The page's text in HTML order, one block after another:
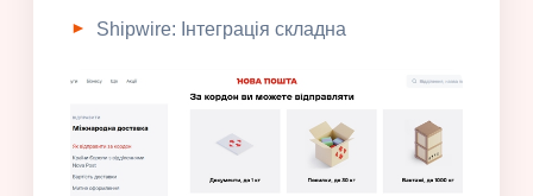
Shipwire: Інтеграція складна